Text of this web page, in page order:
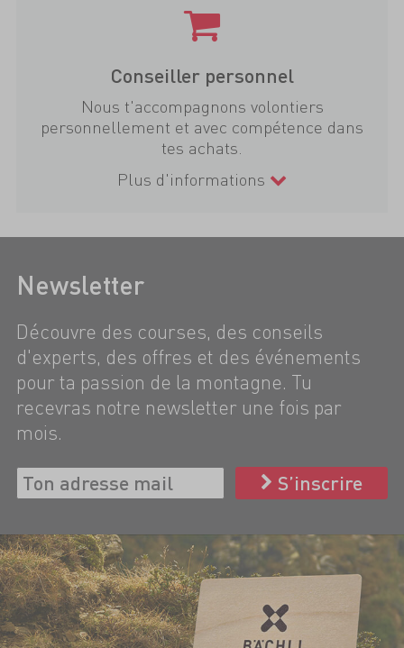
Conseiller personnel
Nous t'accompagnons volontiers
personnellement et avec compétence dans
tes achats.
Plus d'informations
Newsletter
Découvre des courses, des conseils
d'experts, des offres et des événements
pour ta passion de la montagne. Tu
recevras notre newsletter une fois par
mois.
S’inscrire